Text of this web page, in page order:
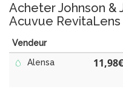
Acheter Johnson &
Acuvue
Vendeur
Alensa
11,98€